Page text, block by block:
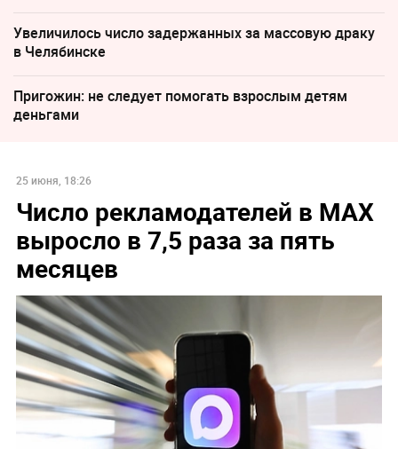
Увеличилось число задержанных за массовую драку
в Челябинске
Пригожин: не следует помогать взрослым детям
деньгами
25 июня, 18:26
Число рекламодателей в MAX
выросло в 7,5 раза за пять
месяцев